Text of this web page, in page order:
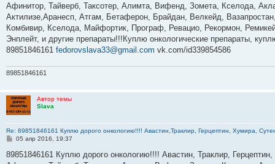
щ
е
и
е
Афинитор, Тайверб, Таксотер, Алимта, Вифенд, Зомета, Кселода,
Актилизе,Аранесп, Атгам, Бетаферон, Брайдан, Велкейд,
Комбивир, Кселода, Майфортик, Програф, Ревацио, Рекормон,
Энплейт, и другие препараты!!!Куплю онкологические препараты,
89851846161 fedorovslava33@gmail.com vk.com/id339854586
89851846161
Автор темы
Slava
Re: 89851846161 Куплю дорого онкологию!!!! Авастин,Траклир, Герцептин, Хумира,
С
о
05 апр 2016, 19:37
89851846161 Куплю дорого онкологию!!!! Авастин, Траклир,